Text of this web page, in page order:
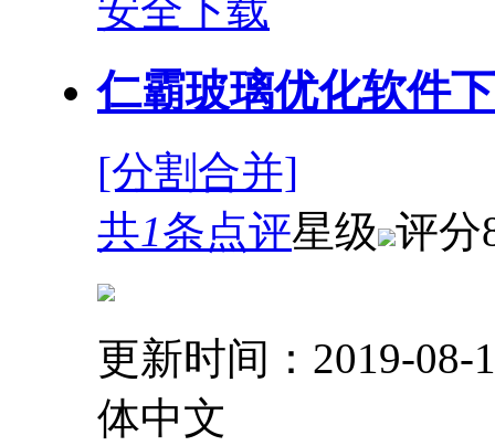
安全下载
仁霸玻璃优化软件
[分割合并]
共1条点评星级 评分
更新时间：2019-08-
体中文